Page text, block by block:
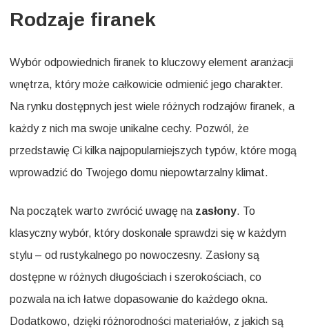
Rodzaje firanek
Wybór odpowiednich firanek to kluczowy element aranżacji
wnętrza, który może całkowicie odmienić jego charakter.
Na rynku dostępnych jest wiele różnych rodzajów firanek, a
każdy z nich ma swoje unikalne cechy. Pozwól, że
przedstawię Ci kilka najpopularniejszych typów, które mogą
wprowadzić do Twojego domu niepowtarzalny klimat.
Na początek warto zwrócić uwagę na zasłony. To
klasyczny wybór, który doskonale sprawdzi się w każdym
stylu – od rustykalnego po nowoczesny. Zasłony są
dostępne w różnych długościach i szerokościach, co
pozwala na ich łatwe dopasowanie do każdego okna.
Dodatkowo, dzięki różnorodności materiałów, z jakich są